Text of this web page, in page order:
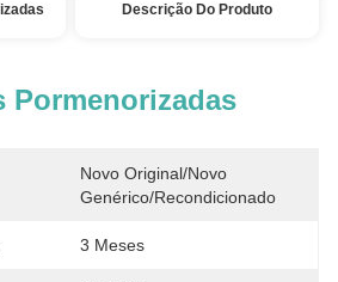
Descrição Do Produto
Pormenorizadas
Novo Original/Novo
Genérico/Recondicionado
3 Meses